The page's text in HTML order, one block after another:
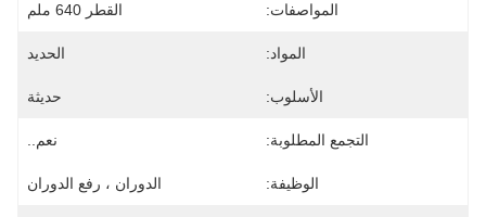
المواصفات: القطر 640 ملم
المواد: الحديد
الأسلوب: حديثة
التجمع المطلوبة: نعم..
الوظيفة: الدوران ، رفع الدوران